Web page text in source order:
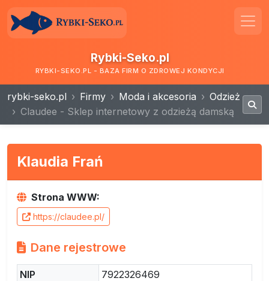
Rybki-Seko.pl
RYBKI-SEKO.PL - BAZA FIRM O ZDROWEJ KONDYCJI
rybki-seko.pl Firmy Moda i akcesoria
Odzież
Claudee - Sklep internetowy z odzieżą damską
Klaudia Frań
Strona WWW:
https://claudee.pl/
Dane rejestrowe
NIP 7922326469